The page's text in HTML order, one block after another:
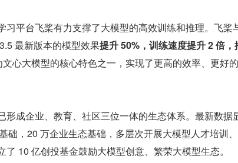
习平台飞桨有力支撑了大模型的高效训练和推理。飞桨
最新版本的模型效果提升 50%，训练速度提升 2 倍，
心大模型的核心特色之一，实现了更高的效率、更好
形成企业、教育、社区三位一体的生态体系。最新数据
础，20 万企业生态基础，多层次开展大模型人才培训
10 亿创投基金鼓励大模型创意、繁荣大模型生态。